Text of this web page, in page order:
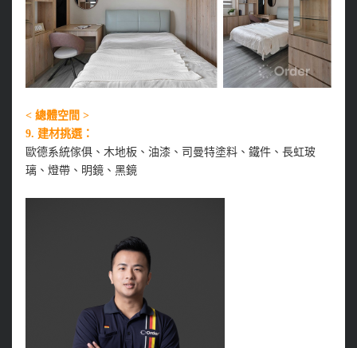
< 總體空間 >
9. 建材挑選：
歐德系統傢俱、木地板、油漆、司曼特塗料、鐵件、長虹玻
璃、燈帶、明鏡、黑鏡